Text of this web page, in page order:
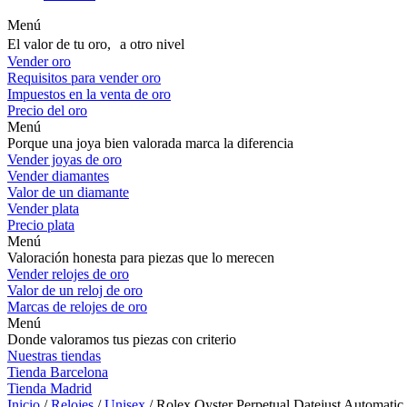
Menú
El valor de tu oro, a otro nivel
Vender oro
Requisitos para vender oro
Impuestos en la venta de oro
Precio del oro
Menú
Porque una joya bien valorada marca la diferencia
Vender joyas de oro
Vender diamantes
Valor de un diamante
Vender plata
Precio plata
Menú
Valoración honesta para piezas que lo merecen
Vender relojes de oro
Valor de un reloj de oro
Marcas de relojes de oro
Menú
Donde valoramos tus piezas con criterio
Nuestras tiendas
Tienda Barcelona
Tienda Madrid